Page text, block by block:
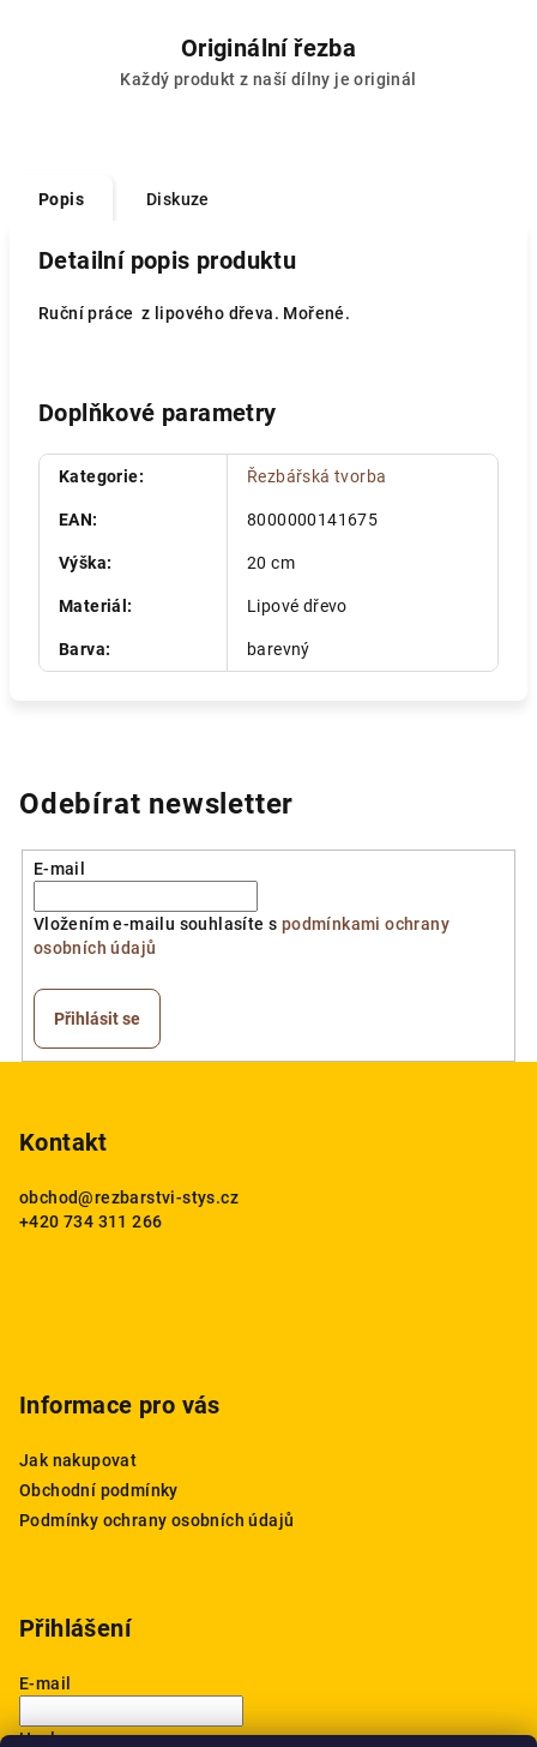
Originální řezba
Každý produkt z naší dílny je originál
Popis Diskuze
Detailní popis produktu
Ruční práce z lipového dřeva. Mořené.
Doplňkové parametry
Kategorie: Řezbářská tvorba
EAN: 8000000141675
Výška: 20 cm
Materiál : Lipové dřevo
Barva: barevný
Odebírat newsletter
E-mail
Vložením e-mailu souhlasíte s podmínkami ochrany
osobních údajů
Přihlásit se
Kontakt
obchod@rezbarstvi-stys.cz
+420 734 311 266
Informace pro vás
Jak nakupovat
Obchodní podmínky
Podmínky ochrany osobních údajů
Přihlášení
E-mail
Heslo